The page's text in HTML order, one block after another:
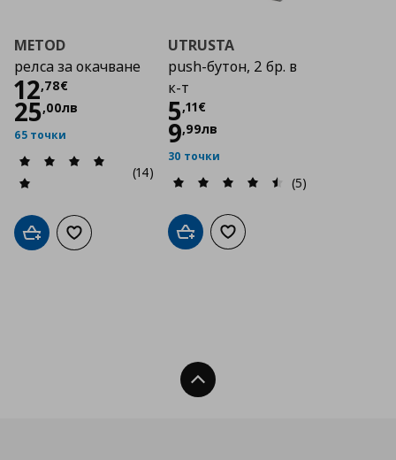
METOD
релса за окачване
12,78€
Цена
25,00лв
65 точки
(14)
Добави в кошницата
Добави към списъка с любими
UTRUSTA
push-бутон, 2 бр. в
к-т
5,11€
Цена
9,99лв
30 точки
(5)
Добави в кошницата
Добави към списъка с
Нагоре